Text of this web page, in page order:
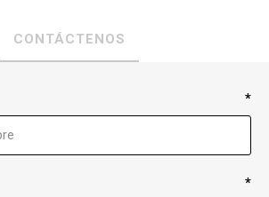
CONTÁCTENOS
*
*